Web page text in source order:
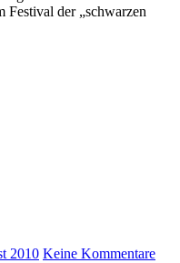
Festival der „schwarzen
2010 Keine Kommentare